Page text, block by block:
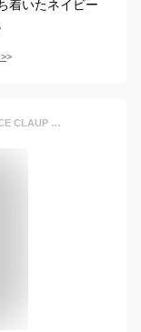
着いたネイビー
>
【SALE／30%OFF】one after another NICE CLAUP 肩リボンニットセットワンピース ワンアフターアナザー ナイスクラップ ワンピース・ドレス その他のワンピース・ドレス ホワイト ピンク グレー【送料無料】